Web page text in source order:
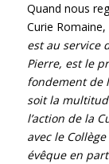
Quand nous
Curie
est au service
Pierre, est le
fondement de l’
soit la
l’action de la
avec le Collège
évêque en